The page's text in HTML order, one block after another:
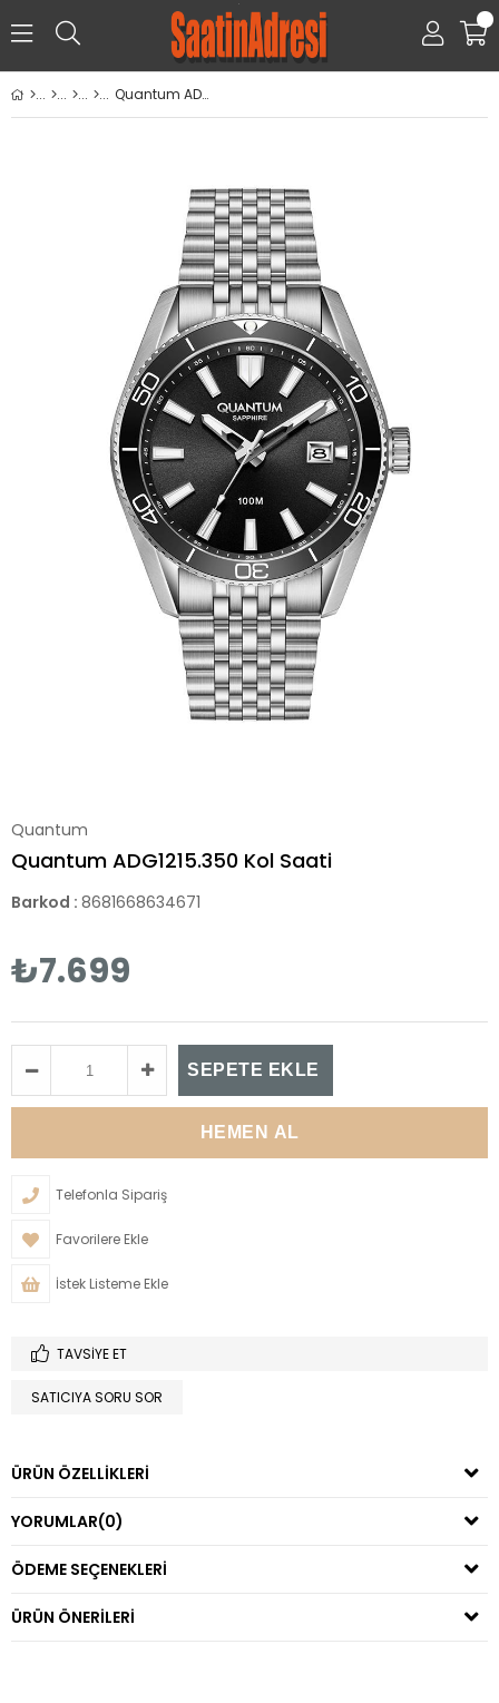
0
Quantum ADG1215.350 Kol Saati
Quantum
Quantum ADG1215.350 Kol Saati
Barkod : 8681668634671
₺7.699
Telefonla Sipariş
Favorilere Ekle
İstek Listeme Ekle
TAVSIYE ET
SATICIYA SORU SOR
ÜRÜN ÖZELLIKLERI
YORUMLAR(0)
ÖDEME SEÇENEKLERI
ÜRÜN ÖNERILERI